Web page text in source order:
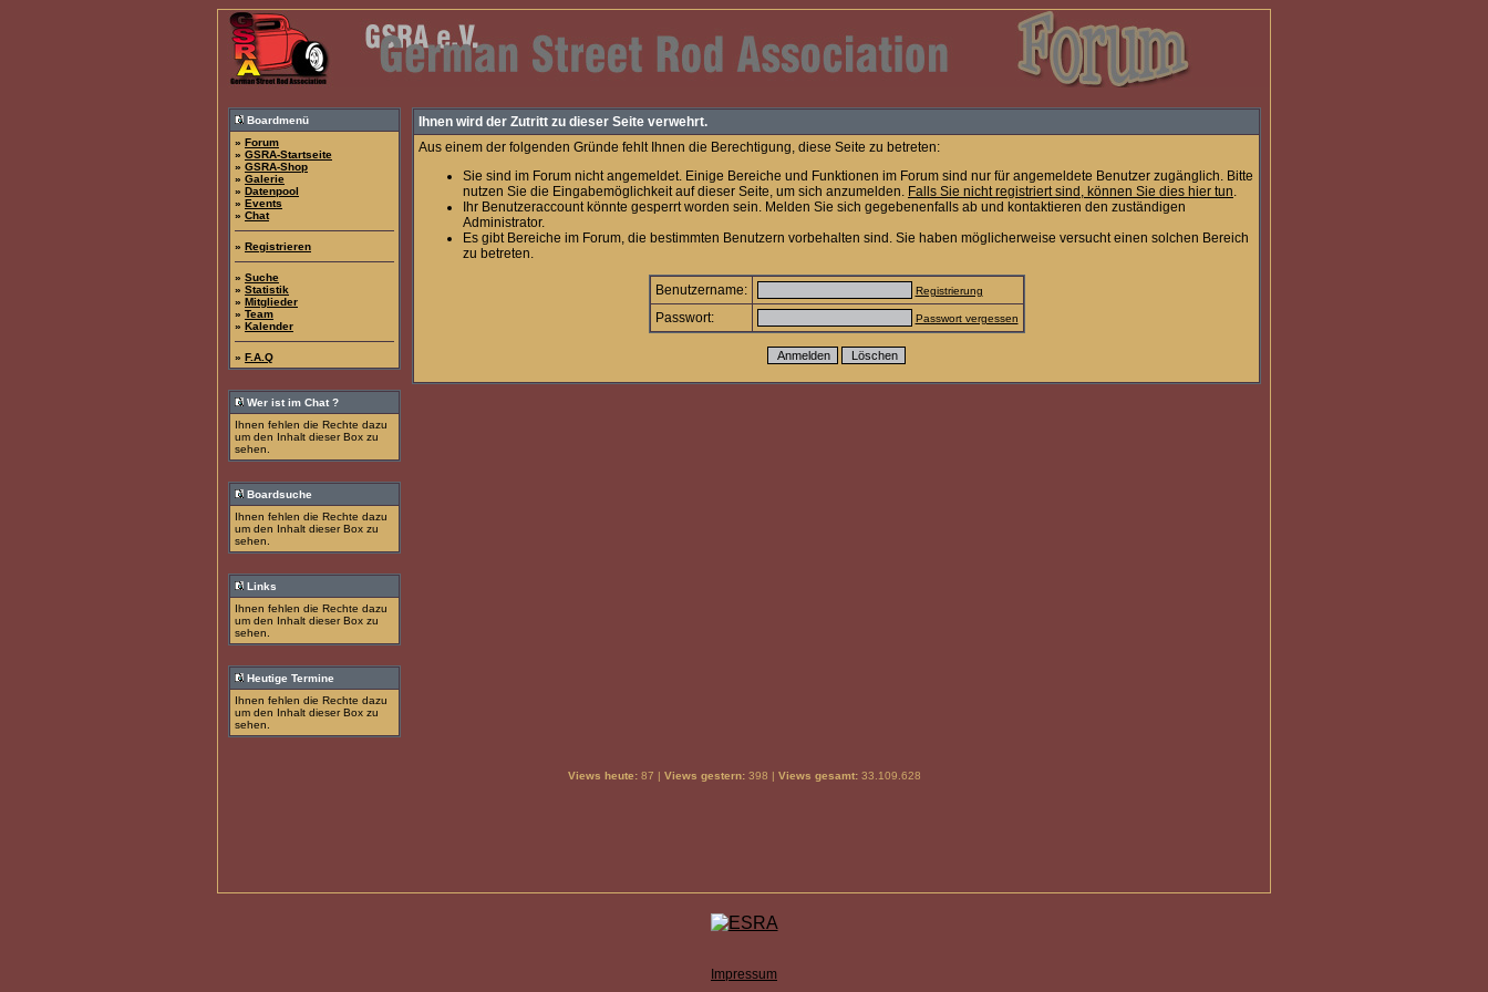
Boardmenü
» Forum
» GSRA-Startseite
» GSRA-Shop
» Galerie
» Datenpool
» Events
» Chat
» Registrieren
» Suche
» Statistik
» Mitglieder
» Team
» Kalender
» F.A.Q
Wer ist im Chat ?
Ihnen fehlen die Rechte dazu
um den Inhalt dieser Box zu
sehen.
Boardsuche
Ihnen fehlen die Rechte dazu
um den Inhalt dieser Box zu
sehen.
Links
Ihnen fehlen die Rechte dazu
um den Inhalt dieser Box zu
sehen.
Heutige Termine
Ihnen fehlen die Rechte dazu
um den Inhalt dieser Box zu
sehen.
Ihnen wird der Zutritt zu dieser Seite verwehrt.
Aus einem der folgenden Gründe fehlt Ihnen die Berechtigung, diese Seite zu betreten:
Sie sind im Forum nicht angemeldet. Einige Bereiche und Funktionen im Forum sind nur für angemeldete Benutzer zugänglich. Bitte
nutzen Sie die Eingabemöglichkeit auf dieser Seite, um sich anzumelden. Falls Sie nicht registriert sind, können Sie dies hier tun.
Ihr Benutzeraccount könnte gesperrt worden sein. Melden Sie sich gegebenenfalls ab und kontaktieren den zuständigen
Administrator.
Es gibt Bereiche im Forum, die bestimmten Benutzern vorbehalten sind. Sie haben möglicherweise versucht einen solchen Bereich
zu betreten.
Benutzername: Registrierung
Passwort: Passwort vergessen
Views heute:87 | Views gestern:398 | Views gesamt:33.109.628
Impressum